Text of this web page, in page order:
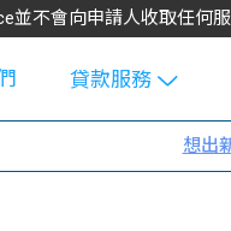
並不會向申請人收取任何
貸款服務
學生貸款
想出